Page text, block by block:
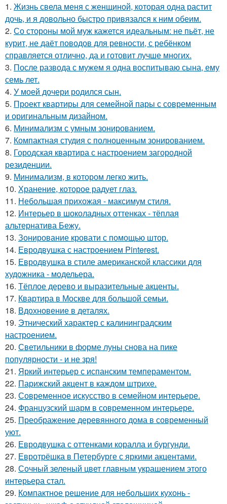
1. Жизнь свела меня с женщиной, которая одна растит
дочь, и я довольно быстро привязался к ним обеим.
2. Со стороны мой муж кажется идеальным: не пьёт, не
курит, не даёт поводов для ревности, с ребёнком
справляется отлично, да и готовит лучше многих.
3. После развода с мужем я одна воспитываю сына, ему
семь лет.
4. У моей дочери родился сын.
5. Проект квартиры для семейной пары с современным
и оригинальным дизайном.
6. Минимализм с умным зонированием.
7. Компактная студия с полноценным зонированием.
8. Городская квартира с настроением загородной
резиденции.
9. Минимализм, в котором легко жить.
10. Хранение, которое радует глаз.
11. Небольшая прихожая - максимум стиля.
12. Интерьер в шоколадных оттенках - тёплая
альтернатива Бежу.
13. Зонирование кровати с помощью штор.
14. Евродвушка с настроением Pinterest.
15. Евродвушка в стиле американской классики для
художника - модельера.
16. Тёплое дерево и выразительные акценты.
17. Квартира в Москве для большой семьи.
18. Вдохновение в деталях.
19. Этнический характер с калининградским
настроением.
20. Светильники в форме луны снова на пике
популярности - и не зря!
21. Яркий интерьер с испанским темпераментом.
22. Парижский акцент в каждом штрихе.
23. Современное искусство в семейном интерьере.
24. Французский шарм в современном интерьере.
25. Преображение деревянного дома в современный
уют.
26. Евродвушка с оттенками коралла и бургунди.
27. Евротрёшка в Петербурге с яркими акцентами.
28. Сочный зеленый цвет главным украшением этого
интерьера стал.
29. Компактное решение для небольших кухонь -